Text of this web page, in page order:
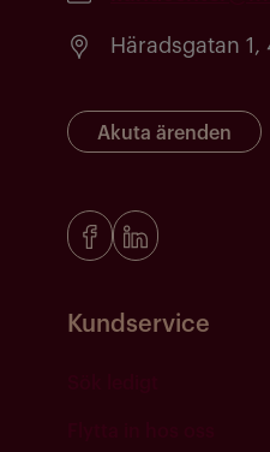
Häradsgatan 1,
Akuta ärenden
Kundservice